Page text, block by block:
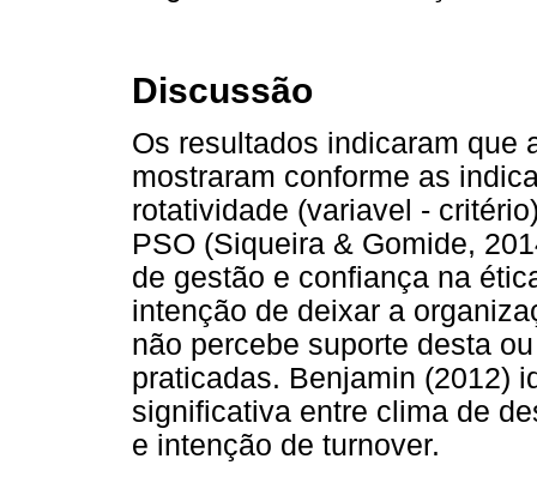
Discussão
Os resultados indicaram que
mostraram conforme as
rotatividade (variavel -
PSO (Siqueira & Gomide,
de gestão e confiança na
intenção de deixar a
não percebe suporte desta
praticadas. Benjamin (2012)
significativa entre clima de
e intenção de turnover.